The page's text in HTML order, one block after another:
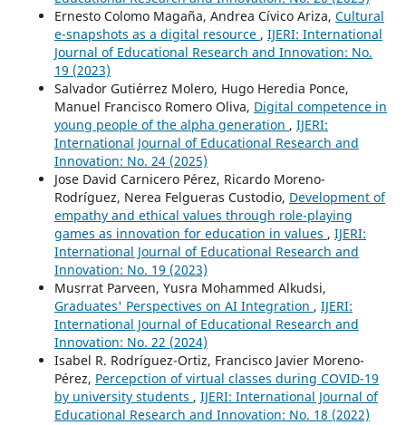
Ernesto Colomo Magaña, Andrea Cívico Ariza, Cultural
e-snapshots as a digital resource , IJERI: International
Journal of Educational Research and Innovation: No.
19 (2023)
Salvador Gutiérrez Molero, Hugo Heredia Ponce,
Manuel Francisco Romero Oliva, Digital competence in
young people of the alpha generation , IJERI:
International Journal of Educational Research and
Innovation: No. 24 (2025)
Jose David Carnicero Pérez, Ricardo Moreno-
Rodríguez, Nerea Felgueras Custodio, Development of
empathy and ethical values through role-playing
games as innovation for education in values , IJERI:
International Journal of Educational Research and
Innovation: No. 19 (2023)
Musrrat Parveen, Yusra Mohammed Alkudsi,
Graduates' Perspectives on AI Integration , IJERI:
International Journal of Educational Research and
Innovation: No. 22 (2024)
Isabel R. Rodríguez-Ortiz, Francisco Javier Moreno-
Pérez, Percepction of virtual classes during COVID-19
by university students , IJERI: International Journal of
Educational Research and Innovation: No. 18 (2022)